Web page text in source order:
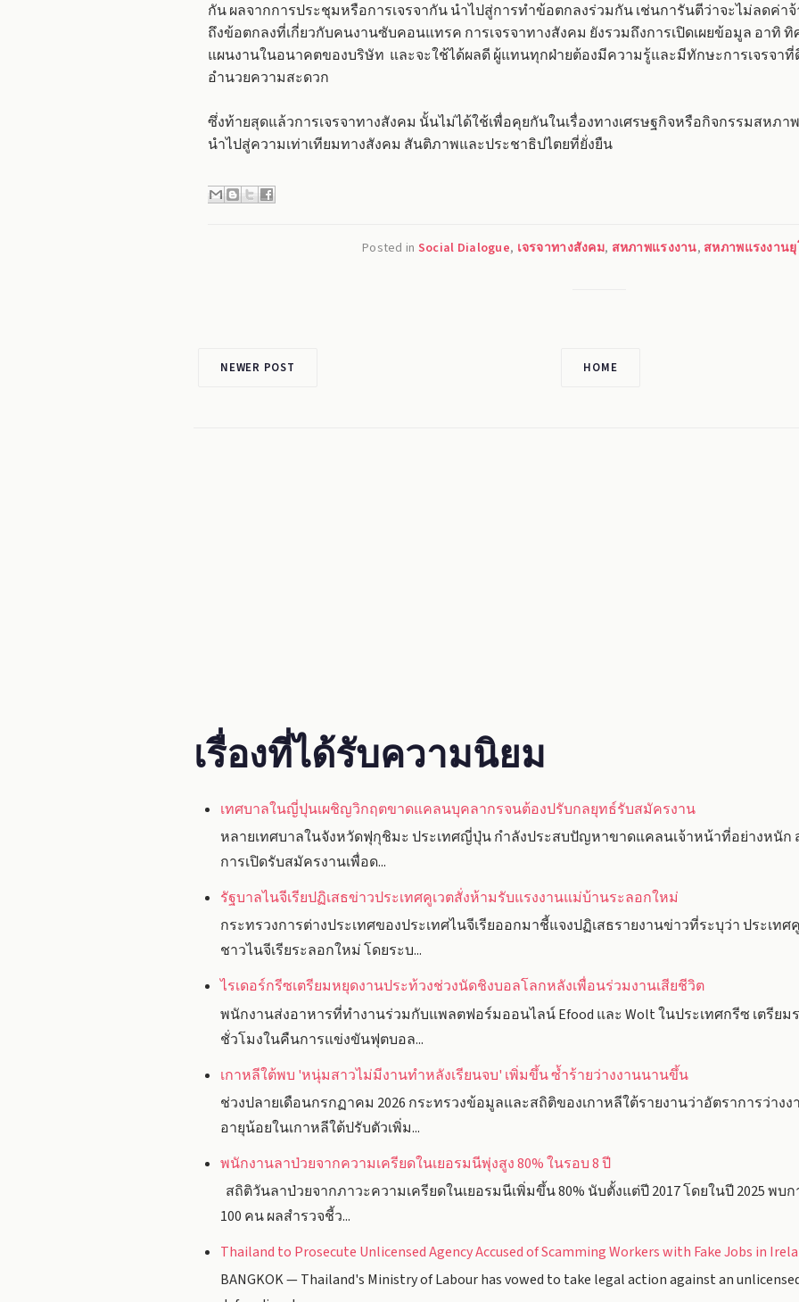
กัน ผลจากการประชุมหรือการเจรจากัน นำไปสู่การทำข้อตกลงร่วมกัน เช่นการันตีว่าจะไม่ลดค่า
ถึงข้อตกลงที่เกี่ยวกับคนงานซับคอนแทรค การเจรจาทางสังคม ยังรวมถึงการเปิดเผยข้อมูล อาทิ
แผนงานในอนาคตของบริษัท และจะใช้ได้ผลดี ผู้แทนทุกฝ่ายต้องมีความรู้และมีทักษะการเจรจา
อำนวยความสะดวก
ซึ่งท้ายสุดแล้วการเจรจาทางสังคม นั้นไม่ได้ใช้เพื่อคุยกันในเรื่องทางเศรษฐกิจหรือกิจกรรมสหภ
นำไปสู่ความเท่าเทียมทางสังคม สันติภาพและประชาธิปไตยที่ยั่งยืน
Posted in Social Dialogue, เจรจาทางสังคม, สหภาพแรงงาน, สหภาพแรงงาน
NEWER POST HOME
เรื่องที่ได้รับความนิยม
เทศบาลในญี่ปุนเผชิญวิกฤตขาดแคลนบุคลากรจนต้องปรับกลยุทธ์รับสมัครงาน
หลายเทศบาลในจังหวัดฟุกุชิมะ ประเทศญี่ปุ่น กำลังประสบปัญหาขาดแคลนเจ้าหน้าที่อย่างหนัก
การเปิดรับสมัครงานเพื่อด...
รัฐบาลไนจีเรียปฏิเสธข่าวประเทศคูเวตสั่งห้ามรับแรงงานแม่บ้านระลอกใหม่
กระทรวงการต่างประเทศของประเทศไนจีเรียออกมาชี้แจงปฏิเสธรายงานข่าวที่ระบุว่า ประเท
ชาวไนจีเรียระลอกใหม่ โดยระบ...
ไรเดอร์กรีซเตรียมหยุดงานประท้วงช่วงนัดชิงบอลโลกหลังเพื่อนร่วมงานเสียชีวิต
พนักงานส่งอาหารที่ทำงานร่วมกับแพลตฟอร์มออนไลน์ Efood และ Wolt ในประเทศกรีซ เตรียม
ชั่วโมงในคืนการแข่งขันฟุตบอล...
เกาหลีใต้พบ 'หนุ่มสาวไม่มีงานทำหลังเรียนจบ' เพิ่มขึ้น ซ้ำร้ายว่างงานนานขึ้น
ช่วงปลายเดือนกรกฏาคม 2026 กระทรวงข้อมูลและสถิติของเกาหลีใต้รายงานว่าอัตราการว่าง
อายุน้อยในเกาหลีใต้ปรับตัวเพิ่ม...
พนักงานลาป่วยจากความเครียดในเยอรมนีพุ่งสูง 80% ในรอบ 8 ปี
สถิติวันลาป่วยจากภาวะความเครียดในเยอรมนีเพิ่มขึ้น 80% นับตั้งแต่ปี 2017 โดยในปี 2025 พบ
100 คน ผลสำรวจชี้ว...
Thailand to Prosecute Unlicensed Agency Accused of Scamming Workers with Fake Jobs in
BANGKOK — Thailand's Ministry of Labour has vowed to take legal action against an